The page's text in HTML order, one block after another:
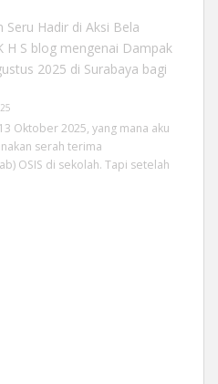
Seru Hadir di Aksi Bela
H S blogmengenai Dampak
2025 di Surabaya bagi
Oktober 2025, yang mana aku
serah terima
OSIS di sekolah. Tapi setelah